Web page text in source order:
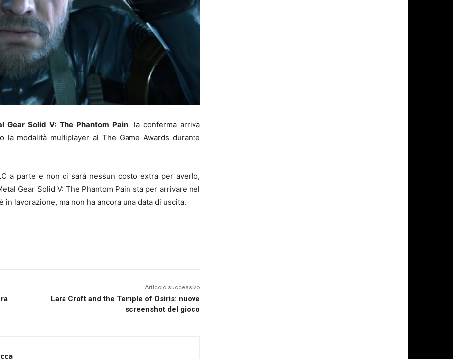
Gear Solid V: The Phantom Pain, la conferma arriva
la modalità multiplayer al The Game Awards durante
a parte e non ci sarà nessun costo extra per averlo,
Gear Solid V: The Phantom Pain sta per arrivare nel
è in lavorazione, ma non ha ancora una data di uscita.
Articolo successivo
Lara Croft and the Temple of Osiris: nuove
screenshot del gioco